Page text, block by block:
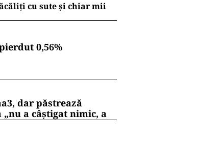
cu sute și chiar mii
0,56%
dar păstrează
a câștigat nimic, a